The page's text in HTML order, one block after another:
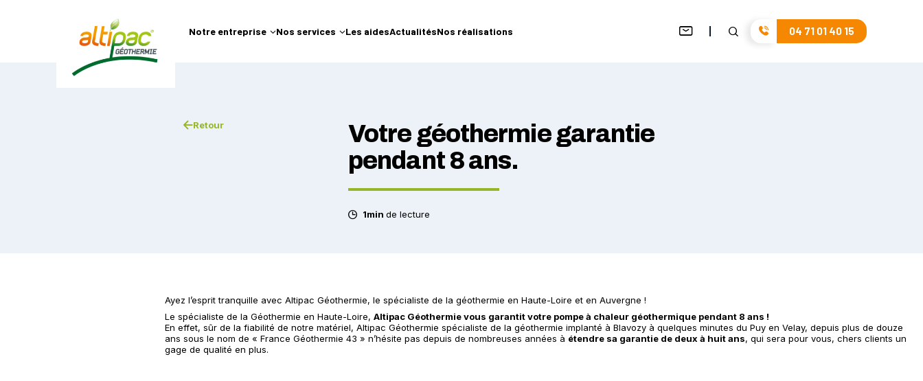
Notre entreprise Nos services Les aidesActualitésNos réalisations 04 71 01 40 15
Retour
Votre géothermie garantie
pendant 8 ans.
1min de lecture
Ayez l’esprit tranquille avec Altipac Géothermie, le spécialiste de la géothermie en Haute-Loire et en Auvergne !
Le spécialiste de la Géothermie en Haute-Loire, Altipac Géothermie vous garantit votre pompe à chaleur géothermique pendant 8 ans !
En effet, sûr de la fiabilité de notre matériel, Altipac Géothermie spécialiste de la géothermie implanté à Blavozy à quelques minutes du Puy en Velay, depuis plus de douze
ans sous le nom de « France Géothermie 43 » n’hésite pas depuis de nombreuses années à étendre sa garantie de deux à huit ans, qui sera pour vous, chers clients un
gage de qualité en plus.